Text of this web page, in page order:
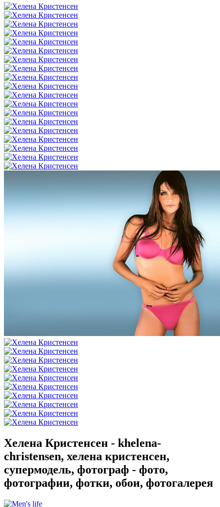
Хелена Кристенсен - khelena-
christensen, хелена кристенсен,
супермодель, фотограф - фото,
фотографии, фотки, обои, фотогалерея